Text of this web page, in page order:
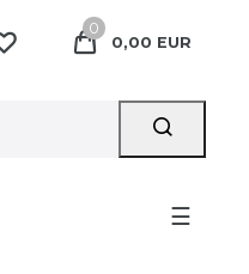
0
0,00 EUR
☰